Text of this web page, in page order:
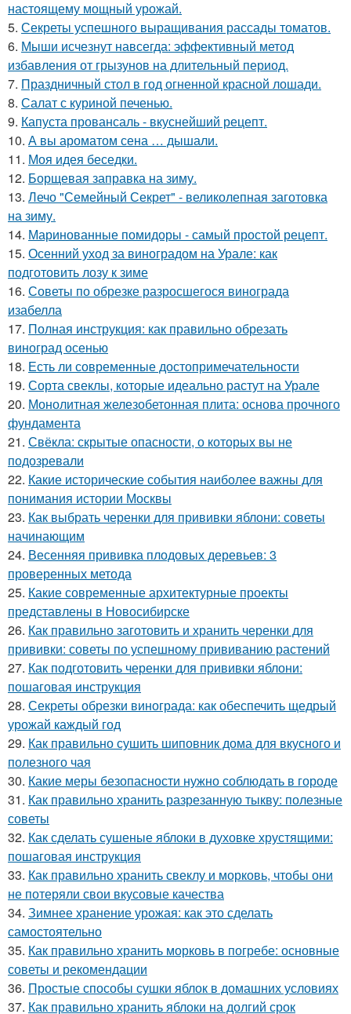
настоящему мощный урожай.
5. Секреты успешного выращивания рассады томатов.
6. Мыши исчезнут навсегда: эффективный метод
избавления от грызунов на длительный период.
7. Праздничный стол в год огненной красной лошади.
8. Салат с куриной печенью.
9. Капуста провансаль - вкуснейший рецепт.
10. А вы ароматом сена … дышали.
11. Моя идея беседки.
12. Борщевая заправка на зиму.
13. Лечо "Семейный Секрет" - великолепная заготовка
на зиму.
14. Маринованные помидоры - самый простой рецепт.
15. Осенний уход за виноградом на Урале: как
подготовить лозу к зиме
16. Советы по обрезке разросшегося винограда
изабелла
17. Полная инструкция: как правильно обрезать
виноград осенью
18. Есть ли современные достопримечательности
19. Сорта свеклы, которые идеально растут на Урале
20. Монолитная железобетонная плита: основа прочного
фундамента
21. Свёкла: скрытые опасности, о которых вы не
подозревали
22. Какие исторические события наиболее важны для
понимания истории Москвы
23. Как выбрать черенки для прививки яблони: советы
начинающим
24. Весенняя прививка плодовых деревьев: 3
проверенных метода
25. Какие современные архитектурные проекты
представлены в Новосибирске
26. Как правильно заготовить и хранить черенки для
прививки: советы по успешному прививанию растений
27. Как подготовить черенки для прививки яблони:
пошаговая инструкция
28. Секреты обрезки винограда: как обеспечить щедрый
урожай каждый год
29. Как правильно сушить шиповник дома для вкусного и
полезного чая
30. Какие меры безопасности нужно соблюдать в городе
31. Как правильно хранить разрезанную тыкву: полезные
советы
32. Как сделать сушеные яблоки в духовке хрустящими:
пошаговая инструкция
33. Как правильно хранить свеклу и морковь, чтобы они
не потеряли свои вкусовые качества
34. Зимнее хранение урожая: как это сделать
самостоятельно
35. Как правильно хранить морковь в погребе: основные
советы и рекомендации
36. Простые способы сушки яблок в домашних условиях
37. Как правильно хранить яблоки на долгий срок